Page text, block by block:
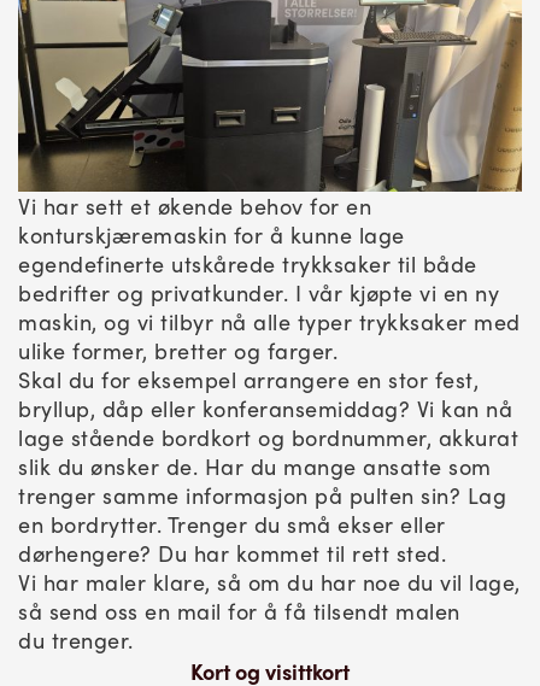
Vi har sett et økende behov for en
konturskjæremaskin for å kunne lage
egendefinerte utskårede trykksaker til både
bedrifter og privatkunder. I vår kjøpte vi en ny
maskin, og vi tilbyr nå alle typer trykksaker med
ulike former, bretter og farger.
Skal du for eksempel arrangere en stor fest,
bryllup, dåp eller konferansemiddag? Vi kan nå
lage stående bordkort og bordnummer, akkurat
slik du ønsker de. Har du mange ansatte som
trenger samme informasjon på pulten sin? Lag
en bordrytter. Trenger du små ekser eller
dørhengere? Du har kommet til rett sted.
Vi har maler klare, så om du har noe du vil lage,
så send oss en mail for å få tilsendt malen
du trenger.
Kort og visittkort